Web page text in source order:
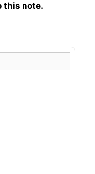
this note.